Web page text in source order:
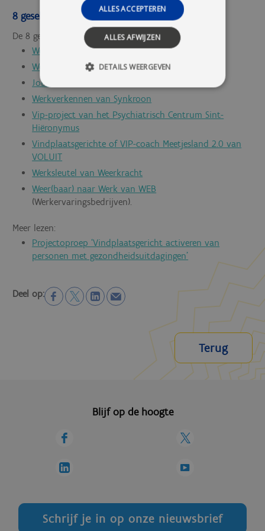
8 geselecteerde projecten
De 8 gekozen projecten zijn intussen bekend:
Werkschakel van Emino
Werkschakel van GTB
Job Assist 2.0 van Job-art
Werkverkennen van Synkroon
Vip-project van het Psychiatrisch Centrum Sint-
Hiëronymus
Vindplaatsgerichte of VIP-coach Meetjesland 2.0 van
VOLUIT
Werksleutel van Weerkracht
Weer(baar) naar Werk van WEB
(Werkervaringsbedrijven).
Meer lezen:
Projectoproep ‘Vindplaatsgericht activeren van
personen met gezondheidsuitdagingen’
Deel op:
Terug
Blijf op de hoogte
Schrijf je in op onze nieuwsbrief
ALLES ACCEPTEREN
ALLES AFWIJZEN
DETAILS WEERGEVEN